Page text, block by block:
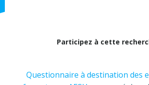
Participez à cette
Questionnaire à destination des